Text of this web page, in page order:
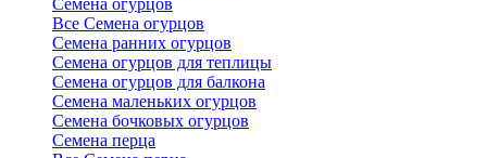
Семена огурцов
Все Семена огурцов
Семена ранних огурцов
Семена огурцов для теплицы
Семена огурцов для балкона
Семена маленьких огурцов
Семена бочковых огурцов
Семена перца